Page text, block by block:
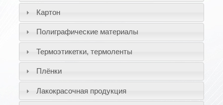
Картон
Полиграфические материалы
Термоэтикетки, термоленты
Плёнки
Лакокрасочная продукция